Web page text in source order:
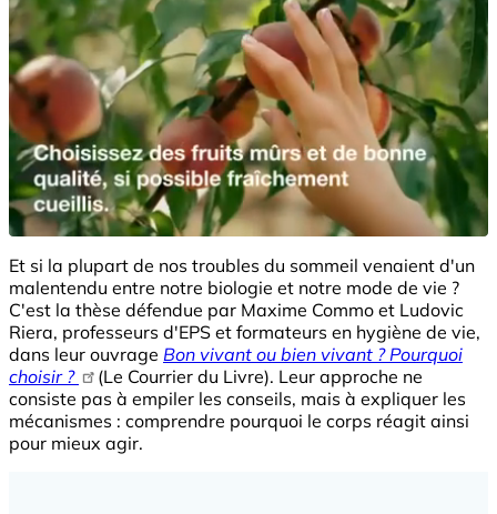
Et si la plupart de nos troubles du sommeil venaient d'un
malentendu entre notre biologie et notre mode de vie ?
C'est la thèse défendue par Maxime Commo et Ludovic
Riera, professeurs d'EPS et formateurs en hygiène de vie,
dans leur ouvrage Bon vivant ou bien vivant ? Pourquoi
choisir ?
(Le Courrier du Livre). Leur approche ne
consiste pas à empiler les conseils, mais à expliquer les
mécanismes : comprendre pourquoi le corps réagit ainsi
pour mieux agir.